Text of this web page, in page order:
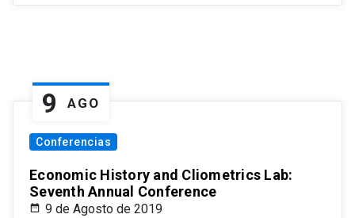
9 AGO
Conferencias
Economic History and Cliometrics Lab:
Seventh Annual Conference
9 de Agosto de 2019